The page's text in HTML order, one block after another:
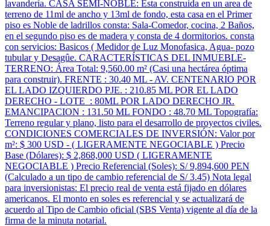
lavanderia. CASA SEMI-NOBLE: Esta construida en un area de
terreno de 11ml de ancho y 13ml de fondo, esta casa en el Primer
piso es Noble de ladrillos consta: Sala-Comedor, cocina, 2 Baños,
en el segundo piso es de madera y consta de 4 dormitorios. consta
con servicios: Basicos ( Medidor de Luz Monofasica, Agua- pozo
tubular y Desagûe. CARACTERÍSTICAS DEL INMUEBLE-
TERRENO: Área Total: 9,560.00 m² (Casi una hectárea óptima
para construir). FRENTE : 30.40 ML - AV. CENTENARIO POR
EL LADO IZQUIERDO PJE. : 210.85 ML POR EL LADO
DERECHO - LOTE : 80ML POR LADO DERECHO JR.
EMANCIPACION : 131.50 ML FONDO : 48.70 ML Topografía:
Terreno regular y plano, listo para el desarrollo de proyectos civiles.
CONDICIONES COMERCIALES DE INVERSIÓN: Valor por
m²: $ 300 USD - ( LIGERAMENTE NEGOCIABLE ) Precio
Base (Dólares): $ 2,868,000 USD ( LIGERAMENTE
NEGOCIABLE ) Precio Referencial (Soles): S/ 9,894,600 PEN
(Calculado a un tipo de cambio referencial de S/ 3.45) Nota legal
para inversionistas: El precio real de venta está fijado en dólares
americanos. El monto en soles es referencial y se actualizará de
acuerdo al Tipo de Cambio oficial (SBS Venta) vigente al día de la
firma de la minuta notarial.